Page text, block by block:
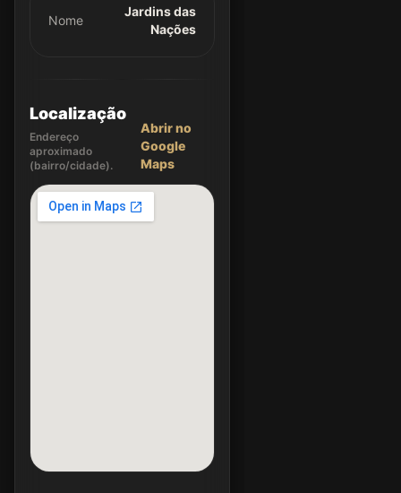
Nome
Jardins das
Nações
Localização
Endereço
aproximado
(bairro/cidade).
Abrir no
Google
Maps